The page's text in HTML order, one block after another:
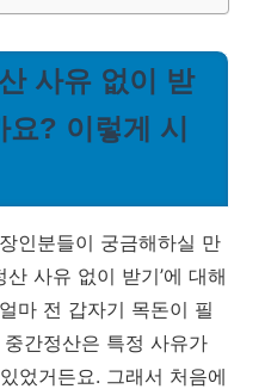
사유 없이 받
? 이렇게 시
인분들이 궁금해하실 만
사유 없이 받기’에 대해
마 전 갑자기 목돈이 필
간정산은 특정 사유가
었거든요. 그래서 처음에